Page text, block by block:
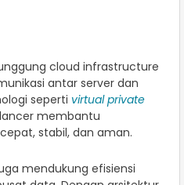
cloud infrastructure
antar server dan
seperti virtual private
membantu
stabil, dan aman.
mendukung efisiensi